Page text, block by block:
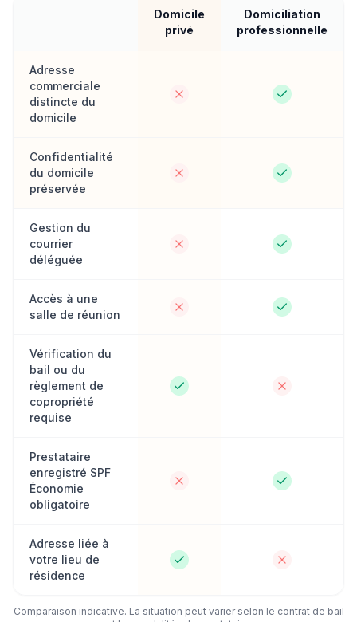
Domicile
privé
Domiciliation
professionnelle
Adresse
commerciale
distincte du
domicile
Confidentialité
du domicile
préservée
Gestion du
courrier
déléguée
Accès à une
salle de réunion
Vérification du
bail ou du
règlement de
copropriété
requise
Prestataire
enregistré SPF
Économie
obligatoire
Adresse liée à
votre lieu de
résidence
Comparaison indicative. La situation peut varier selon le contrat de bail